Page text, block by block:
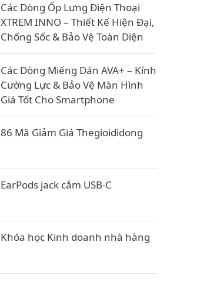
Các Dòng Ốp Lưng Điện Thoại
XTREM INNO – Thiết Kế Hiện Đại,
Chống Sốc & Bảo Vệ Toàn Diện
Các Dòng Miếng Dán AVA+ – Kính
Cường Lực & Bảo Vệ Màn Hình
Giá Tốt Cho Smartphone
86 Mã Giảm Giá Thegioididong
EarPods jack cắm USB-C
Khóa học Kinh doanh nhà hàng